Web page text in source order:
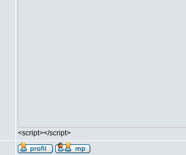
<script></script>